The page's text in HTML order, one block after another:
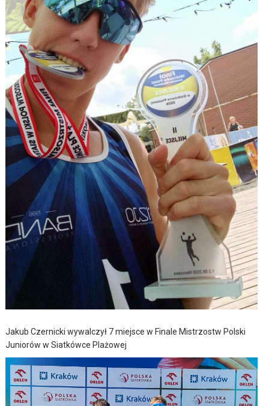
Jakub Czernicki wywalczył 7 miejsce w Finale Mistrzostw Polski
Juniorów w Siatkówce Plażowej